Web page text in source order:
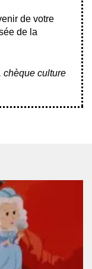
de votre
de la
chèque culture